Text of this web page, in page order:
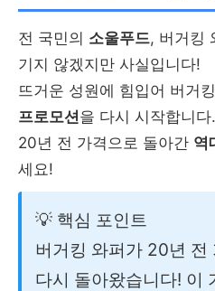
전 국민의 소울푸드, 버거킹
기지 않겠지만 사실입니다!
뜨거운 성원에 힘입어 버거
프로모션을 다시 시작합니다.
20년 전 가격으로 돌아간 역
세요!
💡 핵심 포인트
버거킹 와퍼가 20년
다시 돌아왔습니다! 이